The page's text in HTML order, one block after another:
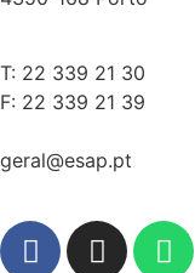
T: 22 339 21 30
F: 22 339 21 39
geral@esap.pt